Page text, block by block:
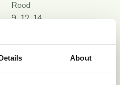
About
Rood
9, 12, 14
7.1